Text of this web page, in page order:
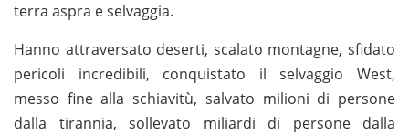
terra aspra e selvaggia.
Hanno attraversato deserti, scalato montagne, sfidato
pericoli incredibili, conquistato il selvaggio West,
messo fine alla schiavitù, salvato milioni di persone
dalla tirannia, sollevato miliardi di persone dalla